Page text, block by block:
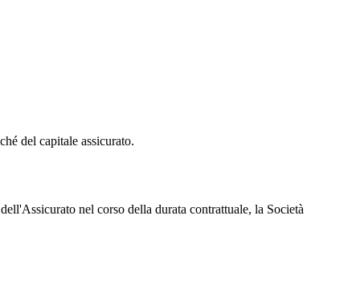
del capitale assicurato.
nel corso della durata contrattuale, la Società